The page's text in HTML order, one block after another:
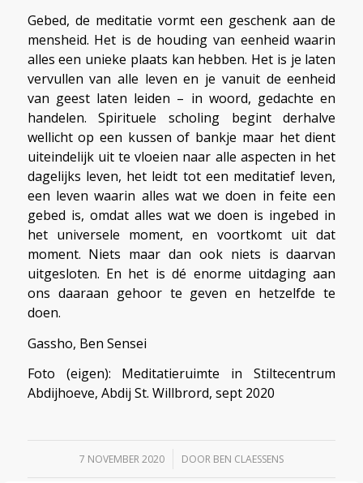
Gebed, de meditatie vormt een geschenk aan de
mensheid. Het is de houding van eenheid waarin
alles een unieke plaats kan hebben. Het is je laten
vervullen van alle leven en je vanuit de eenheid
van geest laten leiden – in woord, gedachte en
handelen. Spirituele scholing begint derhalve
wellicht op een kussen of bankje maar het dient
uiteindelijk uit te vloeien naar alle aspecten in het
dagelijks leven, het leidt tot een meditatief leven,
een leven waarin alles wat we doen in feite een
gebed is, omdat alles wat we doen is ingebed in
het universele moment, en voortkomt uit dat
moment. Niets maar dan ook niets is daarvan
uitgesloten. En het is dé enorme uitdaging aan
ons daaraan gehoor te geven en hetzelfde te
doen.
Gassho, Ben Sensei
Foto (eigen): Meditatieruimte in Stiltecentrum
Abdijhoeve, Abdij St. Willbrord, sept 2020
7 NOVEMBER 2020
/ DOOR BEN CLAESSENS